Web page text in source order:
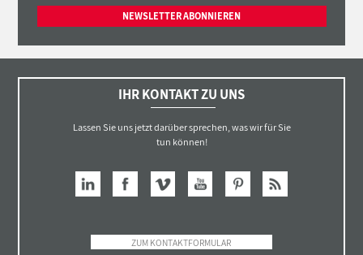
NEWSLETTER ABONNIEREN
IHR KONTAKT ZU UNS
Lassen Sie uns jetzt darüber sprechen, was wir für Sie
tun können!
ZUM KONTAKTFORMULAR